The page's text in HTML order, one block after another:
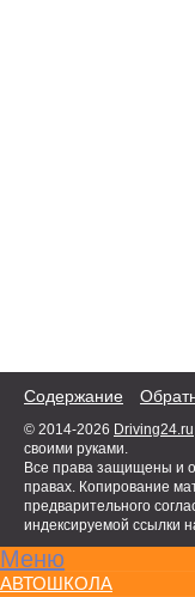
Содержание
© 2014-2026 Driving24.ru
своими руками.
Все права защищены и
правах. Копирование
предварительного
индексируемой ссылки
Меню
АВТОШКОЛА